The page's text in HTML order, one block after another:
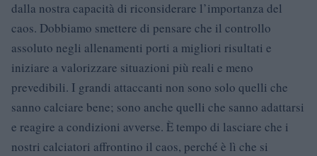
dalla nostra capacità di riconsiderare l’importanza del
caos. Dobbiamo smettere di pensare che il controllo
assoluto negli allenamenti porti a migliori risultati e
iniziare a valorizzare situazioni più reali e meno
prevedibili. I grandi attaccanti non sono solo quelli che
sanno calciare bene; sono anche quelli che sanno adattarsi
e reagire a condizioni avverse. È tempo di lasciare che i
nostri calciatori affrontino il caos, perché è lì che si